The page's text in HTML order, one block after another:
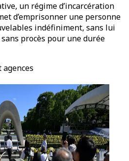
un régime d’incarcération
d’emprisonner une personne
indéfiniment, sans lui
procès pour une durée